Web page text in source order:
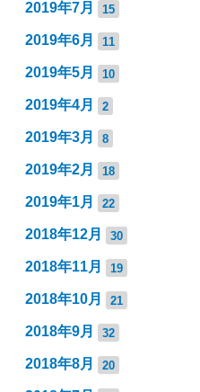
2019年7月 15
2019年6月 11
2019年5月 10
2019年4月 2
2019年3月 8
2019年2月 18
2019年1月 22
2018年12月 30
2018年11月 19
2018年10月 21
2018年9月 32
2018年8月 20